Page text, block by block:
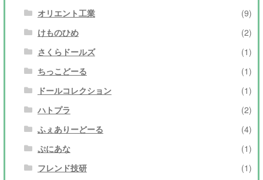
オリエント工業
(9)
けものひめ
(2)
さくらドールズ
(1)
ちっこどーる
(1)
ドールコレクション
(1)
ハトプラ
(2)
ふぇありーどーる
(4)
ぷにあな
(1)
フレンド技研
(1)